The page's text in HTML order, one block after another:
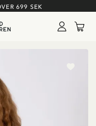
699 SEK